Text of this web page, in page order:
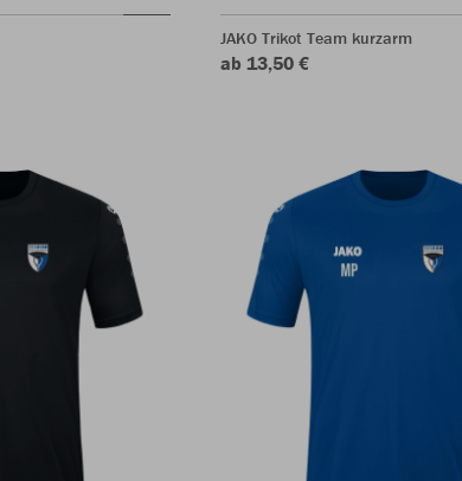
JAKO Trikot Team kurzarm
ab 13,50 €